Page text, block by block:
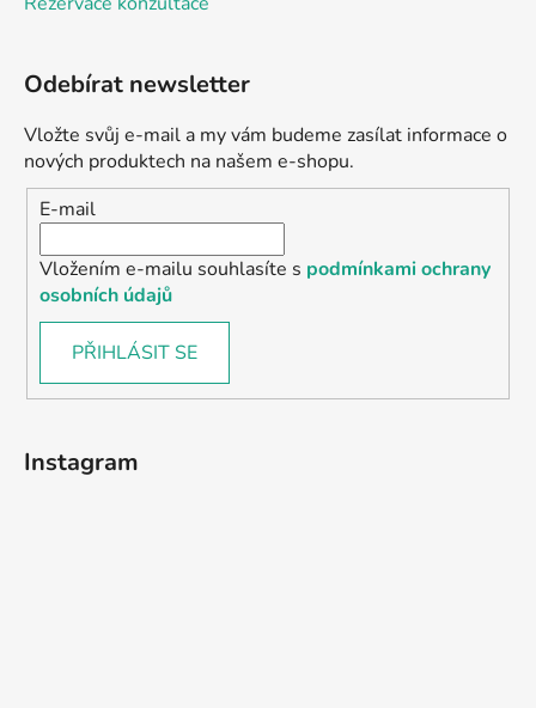
Odebírat newsletter
Vložte svůj e-mail a my vám budeme zasílat informace o
nových produktech na našem e-shopu.
E-mail
Vložením e-mailu souhlasíte s podmínkami ochrany
osobních údajů
PŘIHLÁSIT SE
Instagram